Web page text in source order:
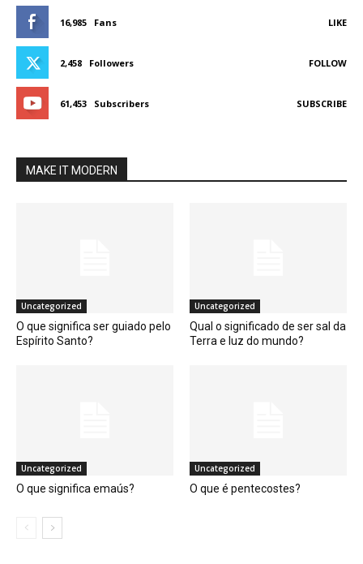
16,985 Fans LIKE
2,458 Followers FOLLOW
61,453 Subscribers SUBSCRIBE
MAKE IT MODERN
Uncategorized
O que significa ser guiado pelo
Espírito Santo?
Uncategorized
Qual o significado de ser sal da
Terra e luz do mundo?
Uncategorized
O que significa emaús?
Uncategorized
O que é pentecostes?